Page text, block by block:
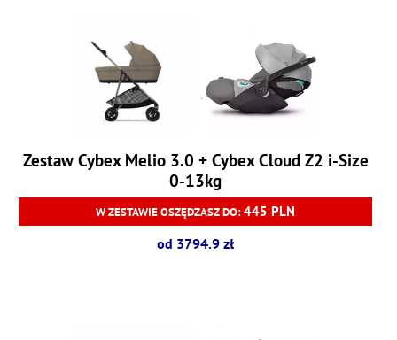
Zestaw Cybex Melio 3.0 + Cybex Cloud Z2 i-Size
0-13kg
W ZESTAWIE OSZĘDZASZ DO:445 PLN
od 3794.9 zł